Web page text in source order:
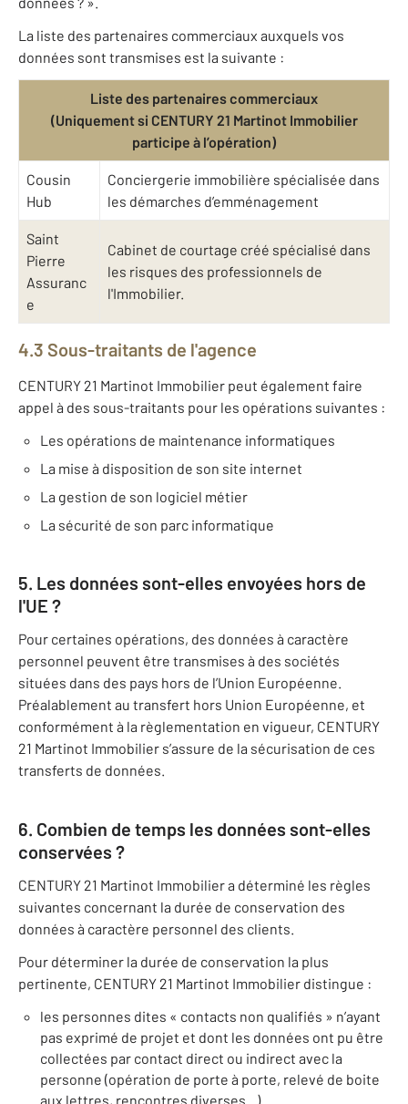
La liste des partenaires commerciaux auxquels vos
données sont transmises est la suivante :
Liste des partenaires commerciaux
(Uniquement si CENTURY 21 Martinot Immobilier
participe à l’opération)
Cousin
Hub
Conciergerie immobilière spécialisée dans
les démarches d’emménagement
Saint
Pierre
Assuranc
e
Cabinet de courtage créé spécialisé dans
les risques des professionnels de
l'Immobilier.
4.3 Sous-traitants de l'agence
CENTURY 21 Martinot Immobilier peut également faire
appel à des sous-traitants pour les opérations suivantes :
Les opérations de maintenance informatiques
La mise à disposition de son site internet
La gestion de son logiciel métier
La sécurité de son parc informatique
5. Les données sont-elles envoyées hors de
l'UE ?
Pour certaines opérations, des données à caractère
personnel peuvent être transmises à des sociétés
situées dans des pays hors de l’Union Européenne.
Préalablement au transfert hors Union Européenne, et
conformément à la règlementation en vigueur, CENTURY
21 Martinot Immobilier s’assure de la sécurisation de ces
transferts de données.
6. Combien de temps les données sont-elles
conservées ?
CENTURY 21 Martinot Immobilier a déterminé les règles
suivantes concernant la durée de conservation des
données à caractère personnel des clients.
Pour déterminer la durée de conservation la plus
pertinente, CENTURY 21 Martinot Immobilier distingue :
les personnes dites « contacts non qualifiés » n’ayant
pas exprimé de projet et dont les données ont pu être
collectées par contact direct ou indirect avec la
personne (opération de porte à porte, relevé de boite
aux lettres, rencontres diverses...)